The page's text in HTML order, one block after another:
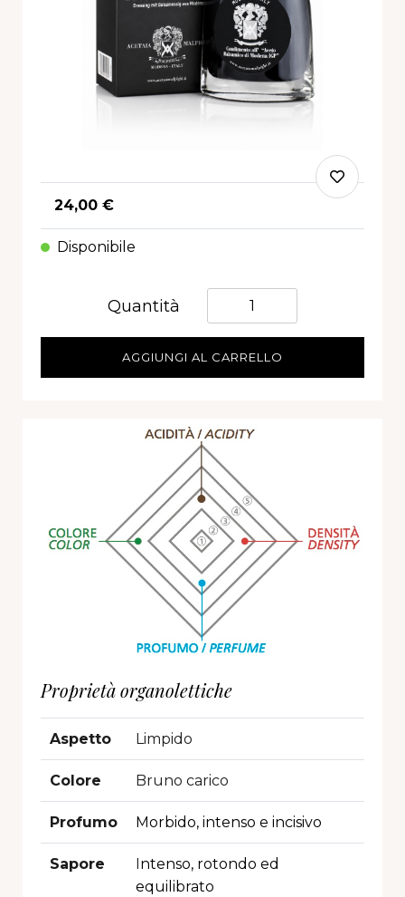
24,00 €
Disponibile
Quantità Quantità
AGGIUNGI AL CARRELLO
Proprietà organolettiche
Aspetto Limpido
Colore Bruno carico
Profumo Morbido, intenso e incisivo
Sapore
ntenso, rotondo ed
equilibrato